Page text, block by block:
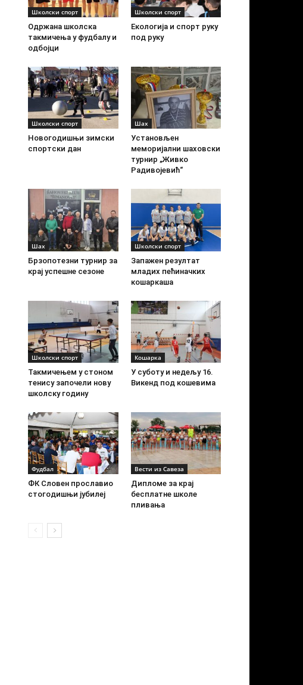
Школски спорт
Одржана школска
такмичења у фудбалу и
одбојци
Школски спорт
Екологија и спорт руку
под руку
Школски спорт
Новогодишњи зимски
спортски дан
Шах
Установљен
меморијални шаховски
турнир „Живко
Радивојевић“
Шах
Брзопотезни турнир за
крај успешне сезоне
Школски спорт
Запажен резултат
младих пећиначких
кошаркаша
Школски спорт
Такмичењем у стоном
тенису започели нову
школску годину
Кошарка
У суботу и недељу 16.
Викенд под кошевима
Фудбал
ФК Словен прославио
стогодишњи јубилеј
Вести из Савеза
Дипломе за крај
бесплатне школе
пливања